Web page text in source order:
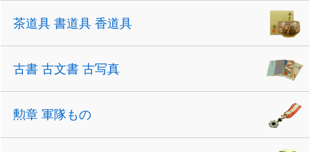
茶道具 書道具 香道具
古書 古文書 古写真
勲章 軍隊もの